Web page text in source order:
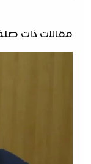
مقالات ذات